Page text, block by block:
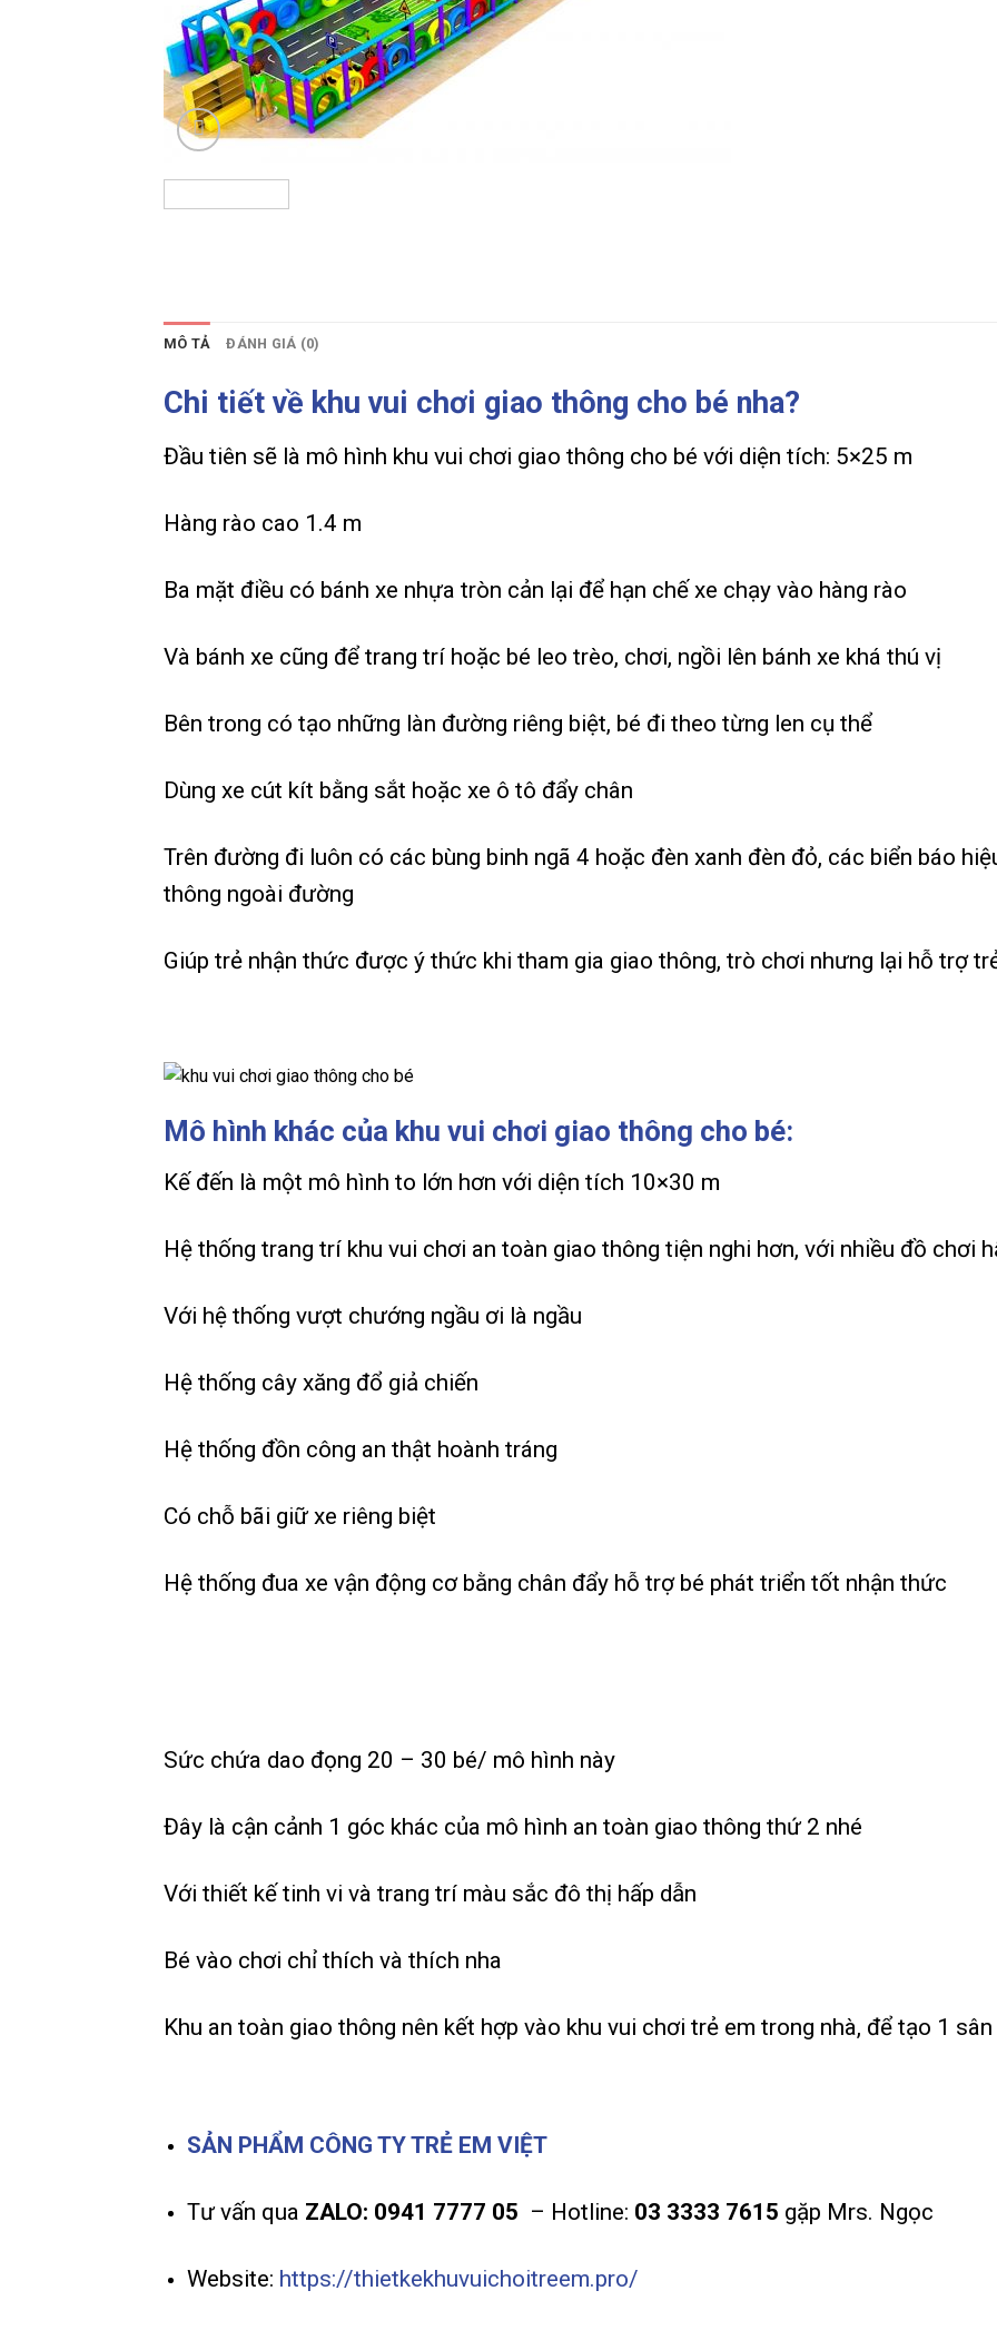
MÔ TẢ ĐÁNH GIÁ (0)
Chi tiết về khu vui chơi giao thông cho bé nha?
Đầu tiên sẽ là mô hình khu vui chơi giao thông cho bé với diện tích: 5×25 m
Hàng rào cao 1.4 m
Ba mặt điều có bánh xe nhựa tròn cản lại để hạn chế xe chạy vào hàng rào
Và bánh xe cũng để trang trí hoặc bé leo trèo, chơi, ngồi lên bánh xe khá thú vị
Bên trong có tạo những làn đường riêng biệt, bé đi theo từng len cụ thể
Dùng xe cút kít bằng sắt hoặc xe ô tô đẩy chân
Trên đường đi luôn có các bùng binh ngã 4 hoặc đèn xanh đèn đỏ, các biển báo
thông ngoài đường
Giúp trẻ nhận thức được ý thức khi tham gia giao thông, trò chơi nhưng lại hỗ trợ
Mô hình khác của khu vui chơi giao thông cho bé:
Kế đến là một mô hình to lớn hơn với diện tích 10×30 m
Hệ thống trang trí khu vui chơi an toàn giao thông tiện nghi hơn, với nhiều đồ chơi
Với hệ thống vượt chướng ngầu ơi là ngầu
Hệ thống cây xăng đổ giả chiến
Hệ thống đồn công an thật hoành tráng
Có chỗ bãi giữ xe riêng biệt
Hệ thống đua xe vận động cơ bằng chân đẩy hỗ trợ bé phát triển tốt nhận thức
Sức chứa dao đọng 20 – 30 bé/ mô hình này
Đây là cận cảnh 1 góc khác của mô hình an toàn giao thông thứ 2 nhé
Với thiết kế tinh vi và trang trí màu sắc đô thị hấp dẫn
Bé vào chơi chỉ thích và thích nha
Khu an toàn giao thông nên kết hợp vào khu vui chơi trẻ em trong nhà, để tạo 1
SẢN PHẨM CÔNG TY TRẺ EM VIỆT
Tư vấn qua ZALO: 0941 7777 05 – Hotline: 03 3333 7615 gặp Mrs. Ngọc
Website: https://thietkekhuvuichoitreem.pro/